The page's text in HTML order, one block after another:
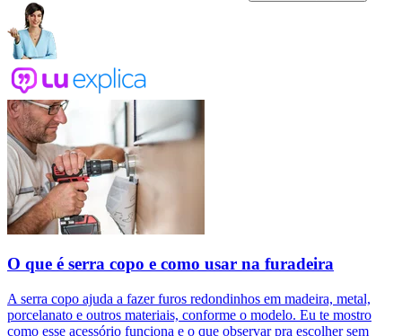
O que é serra copo e como usar na furadeira
A serra copo ajuda a fazer furos redondinhos em madeira, metal,
porcelanato e outros materiais, conforme o modelo. Eu te mostro
como esse acessório funciona e o que observar pra escolher sem